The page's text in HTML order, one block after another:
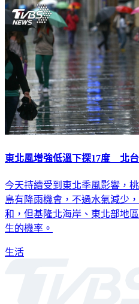
東北風增強低溫下探17度 北
今天持續受到東北季風影響，
島有降雨機會，不過水氣減少
和，但基隆北海岸、東北部地
生的機率。
生活